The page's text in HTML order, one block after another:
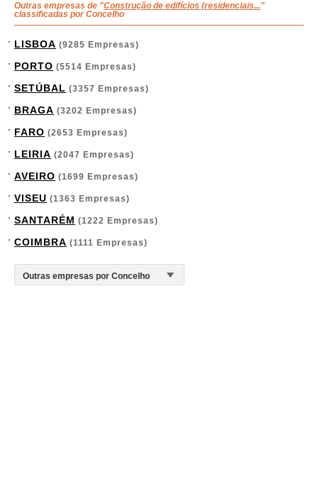
Outras empresas de "Construção de edifícios (residenciais..."
classificadas por Concelho
LISBOA (9285 Empresas)
PORTO (5514 Empresas)
SETÚBAL (3357 Empresas)
BRAGA (3202 Empresas)
FARO (2653 Empresas)
LEIRIA (2047 Empresas)
AVEIRO (1699 Empresas)
VISEU (1363 Empresas)
SANTARÉM (1222 Empresas)
COIMBRA (1111 Empresas)